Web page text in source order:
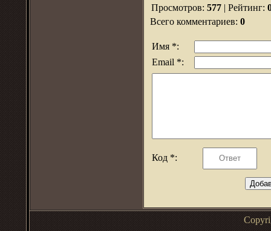
Просмотров: 577 | Рейтинг:
Всего комментариев: 0
Имя *:
Email *:
Код *: